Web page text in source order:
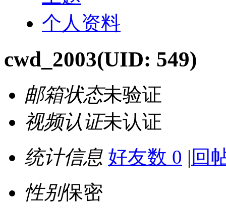
个人资料
cwd_2003(UID: 549)
邮箱状态未验证
视频认证未认证
统计信息 好友数 0 | 回
性别保密